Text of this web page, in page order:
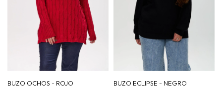
BUZO OCHOS - ROJO
BUZO ECLIPSE - NEGRO